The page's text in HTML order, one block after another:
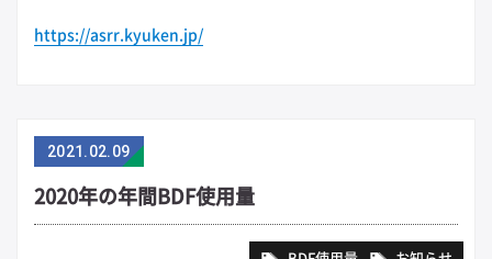
https://asrr.kyuken.jp/
2021 . 02.09
2020年の年間BDF使用量